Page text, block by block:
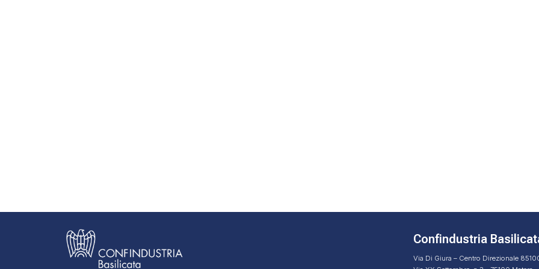
Confindustria
Via Di Giura – Centro Direzionale